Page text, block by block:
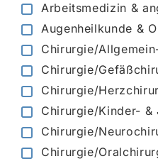
Arbeitsmedizin &
Augenheilkunde &
Chirurgie/
Chirurgie/
Chirurgie/
Chirurgie/Kinder- &
Chirurgie/
Chirurgie/